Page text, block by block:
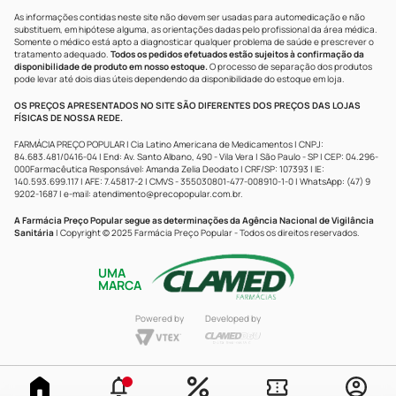
As informações contidas neste site não devem ser usadas para automedicação e não
substituem, em hipótese alguma, as orientações dadas pelo profissional da área médica.
Somente o médico está apto a diagnosticar qualquer problema de saúde e prescrever o
tratamento adequado. Todos os pedidos efetuados estão sujeitos à confirmação da
disponibilidade de produto em nosso estoque.O processo de separação dos produtos
pode levar até dois dias úteis dependendo da disponibilidade do estoque em loja.
OS PREÇOS APRESENTADOS NO SITE SÃO DIFERENTES DOS PREÇOS DAS LOJAS
FÍSICAS DE NOSSA REDE.
FARMÁCIA PREÇO POPULAR | Cia Latino Americana de Medicamentos | CNPJ:
84.683.481/0416-04 | End: Av. Santo Albano, 490 - Vila Vera | São Paulo - SP | CEP: 04.296-
000Farmacêutica Responsável: Amanda Zelia Deodato | CRF/SP: 107393 | IE:
140.593.699.117 | AFE: 7.45817-2 | CMVS - 355030801-477-008910-1-0 | WhatsApp: (47) 9
9202-1687 | e-mail: atendimento@precopopular.com.br.
A Farmácia Preço Popular segue as determinações da Agência Nacional de Vigilância
Sanitária | Copyright © 2025 Farmácia Preço Popular - Todos os direitos reservados.
UMA
MARCA
Powered by Developed by